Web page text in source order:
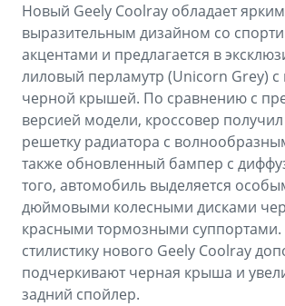
Новый Geely Coolray обладает
выразительным дизайном со
акцентами и предлагается в
лиловый перламутр (Unicorn Grey) с
черной крышей. По сравнению с
версией модели, кроссовер
решетку радиатора с
также обновленный бампер с
того, автомобиль выделяется
дюймовыми колесными дисками
красными тормозными
стилистику нового Geely Coolray
подчеркивают черная крыша и
задний спойлер.